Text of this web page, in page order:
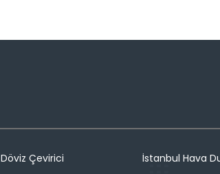
Döviz Çevirici
İstanbul Hava